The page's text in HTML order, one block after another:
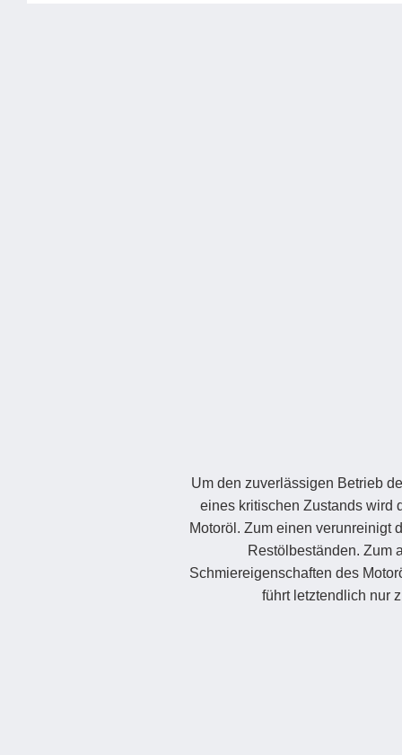
Um den zuverlässigen Betrieb
eines kritischen Zustands wird
Motoröl. Zum einen verunreinigt
Restölbeständen. Zum
Schmiereigenschaften des
führt letztendlich nur